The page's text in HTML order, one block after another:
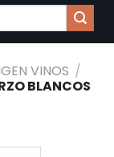
VINOS /
BLANCOS